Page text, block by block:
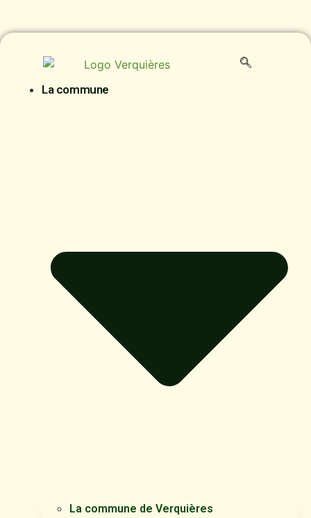
La commune
La commune de Verquières